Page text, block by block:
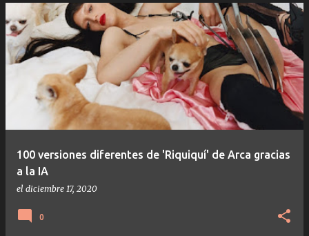
100 versiones diferentes de 'Riquiquí' de Arca gracias
a la IA
el diciembre 17, 2020
0